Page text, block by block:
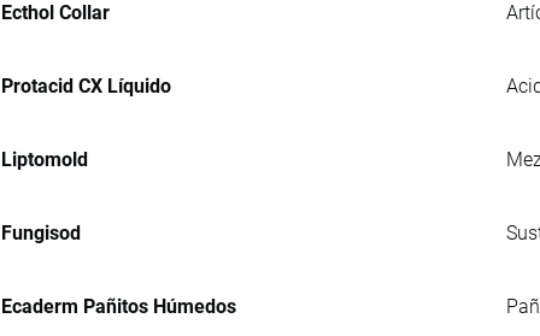
Ecthol Collar
Protacid CX Líquido
Liptomold
Fungisod
Ecaderm Pañitos Húmedos